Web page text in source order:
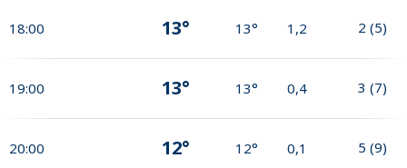
18:00 13° 13° 1,2 2 (5)
19:00 13° 13° 0,4 3 (7)
20:00 12° 12° 0,1 5 (9)